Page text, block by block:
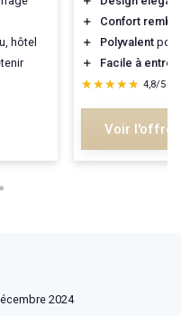
hôtel
＋
Confort
＋
Polyvalent
＋
Facile à
★★★★★
★★★★★ 4,8/5
Voir l'offre
2024